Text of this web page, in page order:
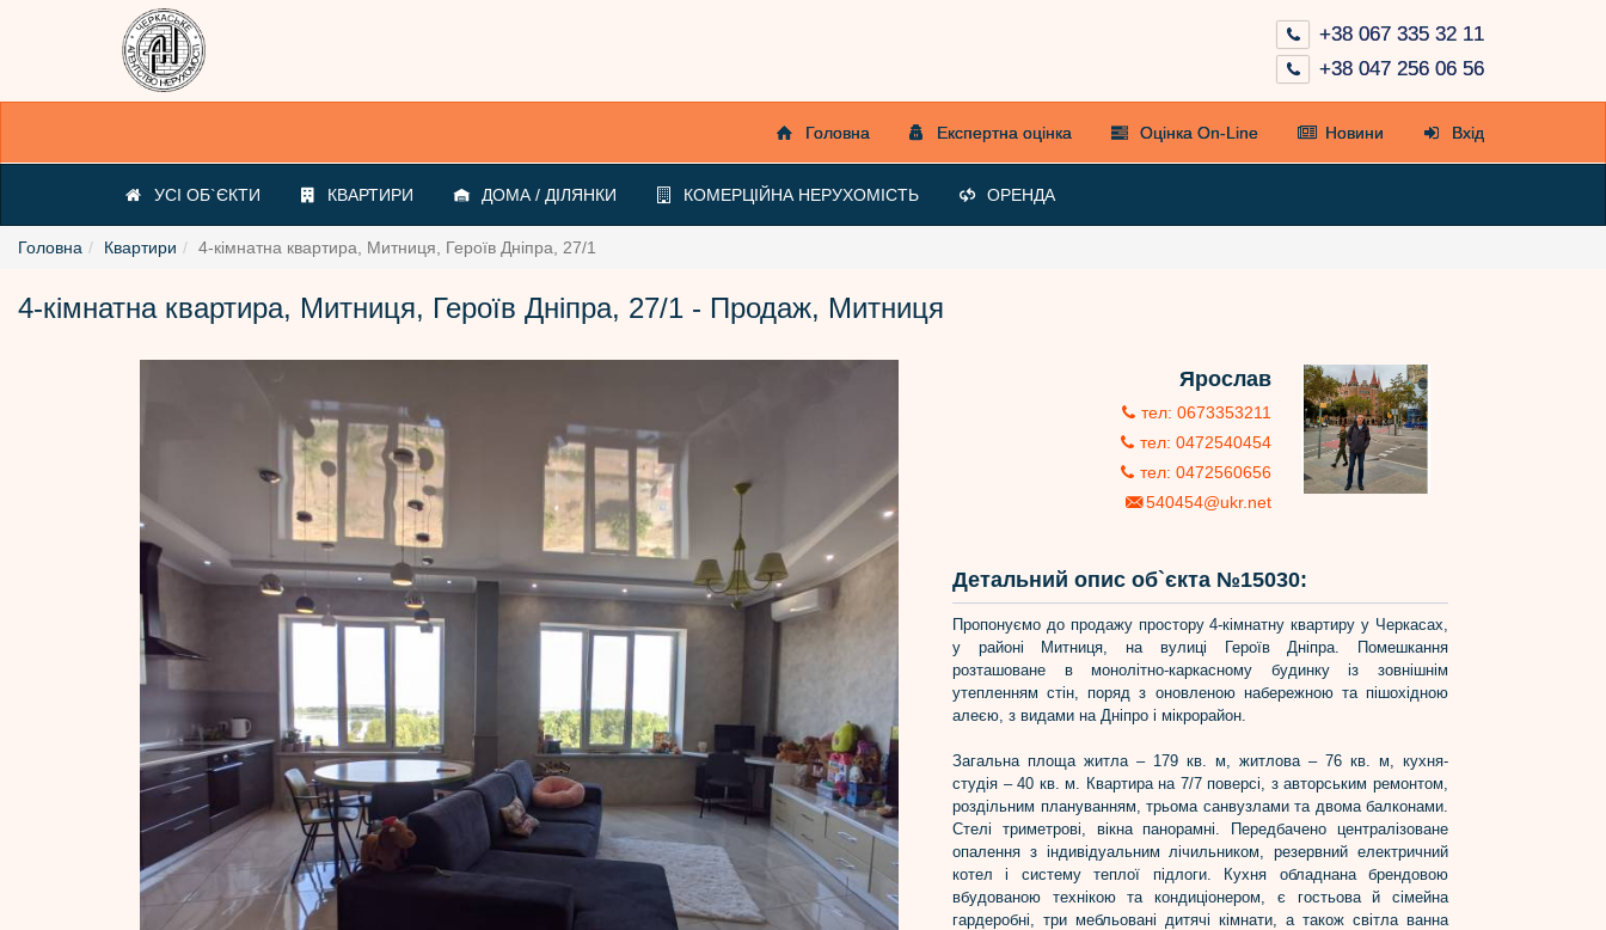
+38 067 335 32 11
+38 047 256 06 56
Головна Експертна оцінка Оцінка On-Line Новини Вхід
УСІ ОБ`ЄКТИ КВАРТИРИ ДОМА / ДІЛЯНКИ КОМЕРЦІЙНА НЕРУХОМІСТЬ ОРЕНДА
Головна Квартири 4-кімнатна квартира, Митниця, Героїв Дніпра, 27/1
4-кімнатна квартира, Митниця, Героїв Дніпра, 27/1 - Продаж, Митниця
Ярослав
тел: 0673353211
тел: 0472540454
тел: 0472560656
540454@ukr.net
Детальний опис об`єкта №15030:
Пропонуємо до продажу простору 4-кімнатну квартиру у Черкасах,
у районі Митниця, на вулиці Героїв Дніпра. Помешкання
розташоване в монолітно-каркасному будинку із зовнішнім
утепленням стін, поряд з оновленою набережною та пішохідною
алеєю, з видами на Дніпро і мікрорайон.
Загальна площа житла – 179 кв. м, житлова – 76 кв. м, кухня-
студія – 40 кв. м. Квартира на 7/7 поверсі, з авторським ремонтом,
роздільним плануванням, трьома санвузлами та двома балконами.
Стелі триметрові, вікна панорамні. Передбачено централізоване
опалення з індивідуальним лічильником, резервний електричний
котел і систему теплої підлоги. Кухня обладнана брендовою
вбудованою технікою та кондиціонером, є гостьова й сімейна
гардеробні, три мебльовані дитячі кімнати, а також світла ванна